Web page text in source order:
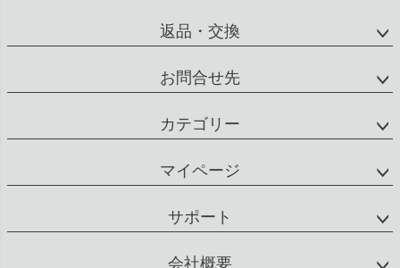
返品・交換
お問合せ先
カテゴリー
マイページ
サポート
会社概要